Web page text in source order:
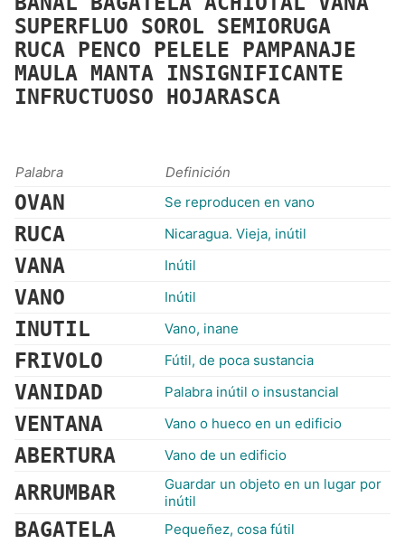
SUPERFLUO SOROL SEMIORUGA
RUCA PENCO PELELE PAMPANAJE
MAULA MANTA INSIGNIFICANTE
INFRUCTUOSO HOJARASCA
Palabra Definición
OVAN Se reproducen en vano
RUCA Nicaragua. Vieja, inútil
VANA Inútil
VANO Inútil
INUTIL Vano, inane
FRIVOLO Fútil, de poca sustancia
VANIDAD Palabra inútil o insustancial
VENTANA Vano o hueco en un edificio
ABERTURA Vano de un edificio
ARRUMBAR
Guardar un objeto en un lugar por
inútil
BAGATELA Pequeñez, cosa fútil